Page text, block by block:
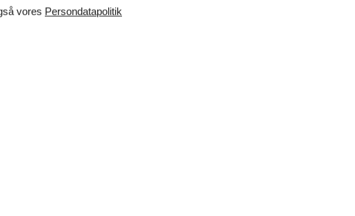
og vinteren står foran os. Når I tager til Cypern på denne årstid,
ikke længere er så lange, og at solen ikke længere giver ret meget
denne årstid har sin helt unikke charme.
indbyder til såvel aktiv som afslappende ferie i et dejligt
nye former for vandsport. Her kan I booke kurser med instruktører, inden
I vil både finde sandstrande og klippebugter, hvor I kan bade
vores Persondatapolitik